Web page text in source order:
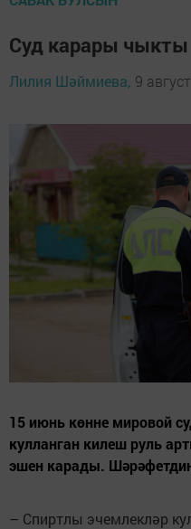
Суд карары чыкты
Лилия Шәймиева, 9
15 июнь көнне мировой
кулланган килеш руль
эшен карады.
– Спиртлы эчемлекләр